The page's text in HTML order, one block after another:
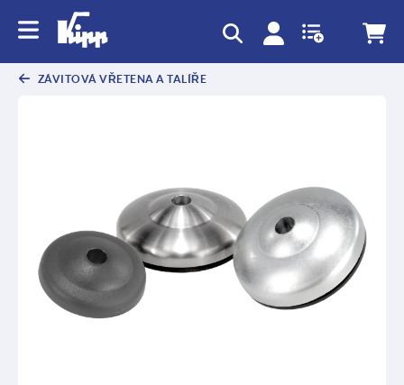
ZÁVITOVÁ VŘETENA A TALÍŘE